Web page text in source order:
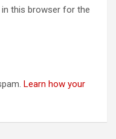
in this browser for the
Learn how your